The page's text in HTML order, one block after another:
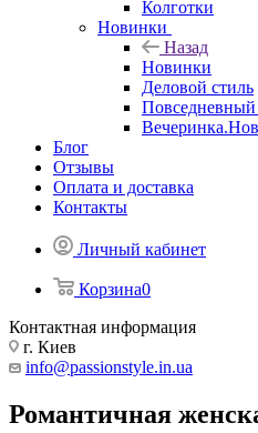
Колготки
Новинки
Назад
Новинки
Деловой стиль
Повседневный
Блог
Отзывы
Оплата и доставка
Контакты
Личный кабинет
Корзина0
Контактная информация
г. Киев
info@passionstyle.in.ua
Романтичная